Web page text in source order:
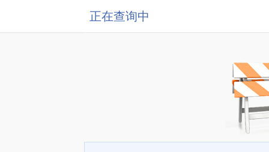
正在查询中